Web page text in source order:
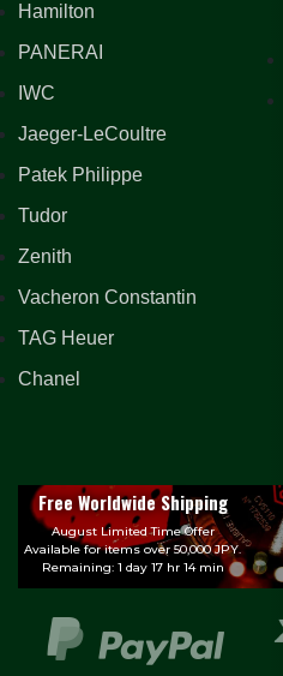
Hamilton
PANERAI
IWC
Jaeger-LeCoultre
Patek Philippe
Tudor
Zenith
Vacheron Constantin
TAG Heuer
Chanel
Free Worldwide Shipping
August Limited Time Offer
Available for items over 50,000 JPY.
Remaining: 1 day 17 hr 14 min